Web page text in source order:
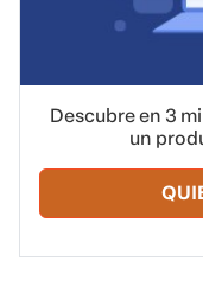
Descubre en 3
un